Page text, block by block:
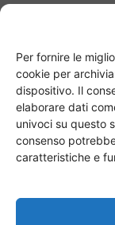
Per fornire le
cookie per
dispositivo. Il
elaborare dati
univoci su questo
consenso
caratteristiche e
Chi siamo I